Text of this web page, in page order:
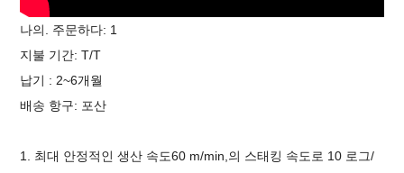
나의. 주문하다: 1
지불 기간: T/T
납기 : 2~6개월
배송 항구: 포산
1. 최대 안정적인 생산 속도60 m/min 의 스태킹 속도로 10 로그/